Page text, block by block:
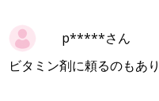
p*****さん
ビタミン剤に頼るのもあ